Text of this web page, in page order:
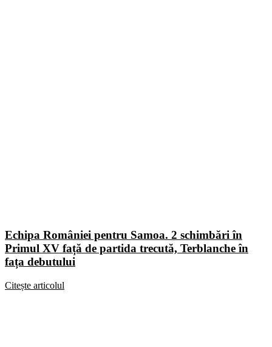
Echipa României pentru Samoa. 2 schimbări în
Primul XV față de partida trecută, Terblanche în
fața debutului
Citește articolul